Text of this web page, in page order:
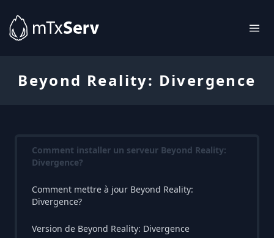
Beyond Reality: Divergence
Comment installer un serveur Beyond Reality:
Divergence?
Comment mettre à jour Beyond Reality:
Divergence?
Version de Beyond Reality: Divergence